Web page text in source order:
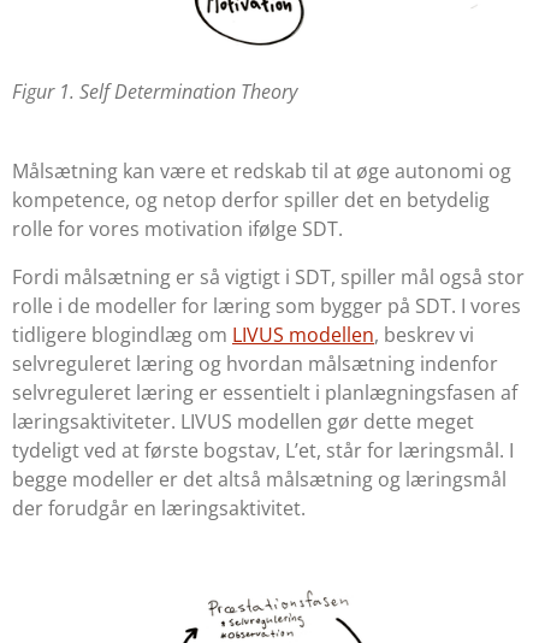
Figur 1. Self Determination Theory
Målsætning kan være et redskab til at øge autonomi og
kompetence, og netop derfor spiller det en betydelig
rolle for vores motivation ifølge SDT.
Fordi målsætning er så vigtigt i SDT, spiller mål også stor
rolle i de modeller for læring som bygger på SDT. I vores
tidligere blogindlæg om LIVUS modellen, beskrev vi
selvreguleret læring og hvordan målsætning indenfor
selvreguleret læring er essentielt i planlægningsfasen af
læringsaktiviteter. LIVUS modellen gør dette meget
tydeligt ved at første bogstav, L’et, står for læringsmål. I
begge modeller er det altså målsætning og læringsmål
der forudgår en læringsaktivitet.